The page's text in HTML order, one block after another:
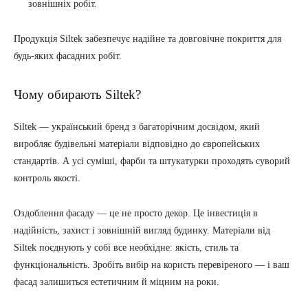
зовнішніх робіт.
Продукція Siltek забезпечує надійне та довговічне покриття для
будь-яких фасадних робіт.
Чому обирають Siltek?
Siltek — український бренд з багаторічним досвідом, який
виробляє будівельні матеріали відповідно до європейських
стандартів. А усі суміші, фарби та штукатурки проходять суворий
контроль якості.
Оздоблення фасаду — це не просто декор. Це інвестиція в
надійність, захист і зовнішній вигляд будинку. Матеріали від
Siltek поєднують у собі все необхідне: якість, стиль та
функціональність. Зробіть вибір на користь перевіреного — і ваш
фасад залишиться естетичним й міцним на роки.